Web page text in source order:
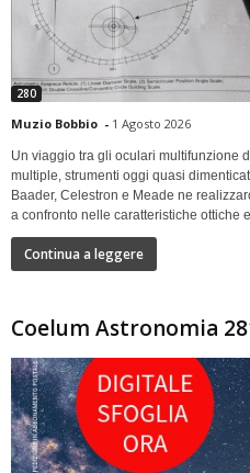
280
Muzio Bobbio - 1 Agosto 2026
Un viaggio tra gli oculari multifunzione
multiple, strumenti oggi quasi
Baader, Celestron e Meade ne
a confronto nelle caratteristiche ottiche
Continua a leggere
Coelum Astronomia